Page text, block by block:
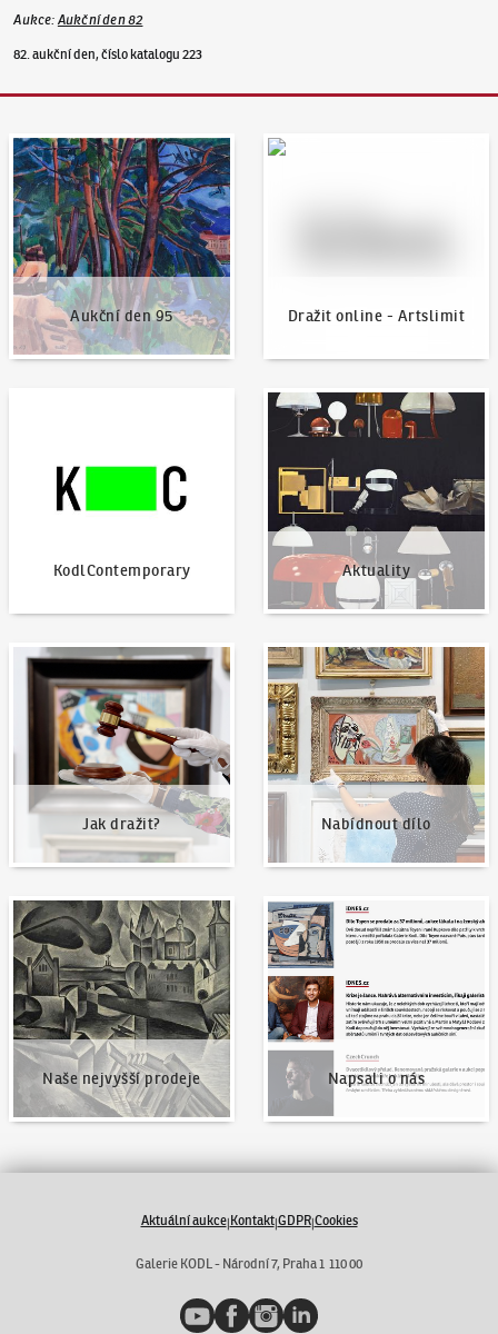
Aukce: Aukční den 82
82. aukční den, číslo katalogu 223
Aukční den 95
Aukční den 95
Dražit online - Artslimit
Dražit online - Artslimit
KodlContemporary Aktuality
Aktuality
Jak dražit?
Jak dražit?
Nabídnout dílo
Nabídnout dílo
Naše nejvyšší prodeje
Naše nejvyšší prodeje
Napsali o nás
Napsali o nás
Aktuální aukce|Kontakt|GDPR|Cookies
Galerie KODL - Národní 7, Praha 1 110 00
YouTubeFacebookInstagramLinkedIn